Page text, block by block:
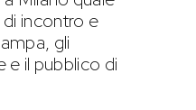
incontro e
gli
e il pubblico di